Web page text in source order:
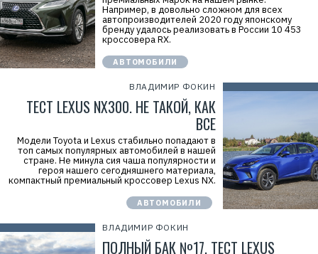
Например, в довольно сложном для всех
автопроизводителей 2020 году японскому
бренду удалось реализовать в России 10 453
кроссовера RX.
АВТОМОБИЛИ
ВЛАДИМИР ФОКИН
ТЕСТ LEXUS NX300. НЕ ТАКОЙ, КАК
ВСЕ
Модели Toyota и Lexus стабильно попадают в
топ самых популярных автомобилей в нашей
стране. Не минула сия чаша популярности и
героя нашего сегодняшнего материала,
компактный премиальный кроссовер Lexus NX.
АВТОМОБИЛИ
ВЛАДИМИР ФОКИН
ПОЛНЫЙ БАК №17. ТЕСТ LEXUS